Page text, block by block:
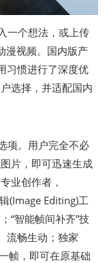
一个想法，或上传
漫视频。国内版产
习惯进行了深度优
选择，并适配国内
项。用户完全不必
片，即可迅速生成
业创作者，
(Image Editing)工
“智能帧间补齐”技
流畅生动；独家
帧，即可在原基础